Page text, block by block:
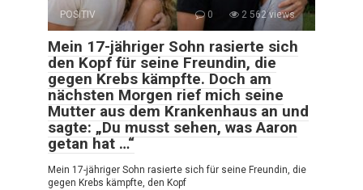
POSITIV 0 2 562 views
Mein 17-jähriger Sohn rasierte sich
den Kopf für seine Freundin, die
gegen Krebs kämpfte. Doch am
nächsten Morgen rief mich seine
Mutter aus dem Krankenhaus an und
sagte: „Du musst sehen, was Aaron
getan hat …“
Mein 17-jähriger Sohn rasierte sich für seine Freundin, die
gegen Krebs kämpfte, den Kopf